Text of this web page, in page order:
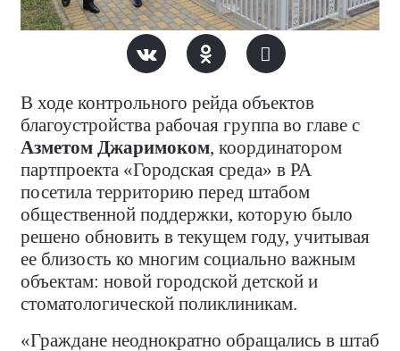
В ходе контрольного рейда объектов
благоустройства рабочая группа во главе с
Азметом Джаримоком, координатором
партпроекта «Городская среда» в РА
посетила территорию перед штабом
общественной поддержки, которую было
решено обновить в текущем году, учитывая
ее близость ко многим социально важным
объектам: новой городской детской и
стоматологической поликлиникам.
«Граждане неоднократно обращались в штаб